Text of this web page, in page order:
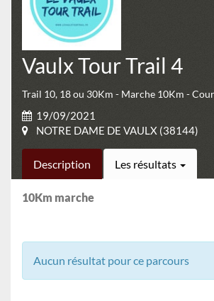
Vaulx Tour Trail 4
Trail 10, 18 ou 30Km - Marche 10Km -
19/09/2021
NOTRE DAME DE VAULX (38144)
Description Les résultats
10Km marche
Aucun résultat pour ce parcours